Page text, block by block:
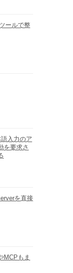
ールで整
入力のア
を要求さ
を直接
MCPもま